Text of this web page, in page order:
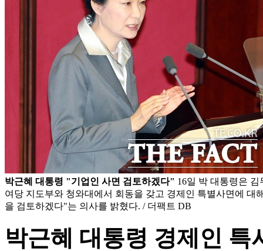
박근혜 대통령 "기업인 사면 검토하겠다" 16일 박 대통령은
여당 지도부와 청와대에서 회동을 갖고 경제인 특별사면에 대
을 검토하겠다"는 의사를 밝혔다. / 더팩트 DB
박근혜 대통령 경제인